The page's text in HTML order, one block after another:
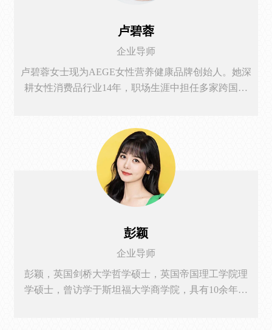
卢碧蓉
企业导师
卢碧蓉女士现为AEGE女性营养健康品牌创始人。她深
耕女性消费品行业14年，职场生涯中担任多家跨国企
生活方式品牌NIGHT PLANS，后出售赴美求学。在耶
鲁求学期间，在Tsai City耶鲁蔡崇信创业中心参加欧莱
雅赞助的L'Oreal Intensive: Product Development &
Innovation以创新产品概念获得第二名。于...
彭颖
企业导师
彭颖，英国剑桥大学哲学硕士，英国帝国理工学院理
学硕士，曾访学于斯坦福大学商学院，具有10余年国